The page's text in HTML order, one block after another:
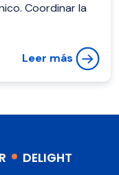
Coordinar la
Leer más
DELIGHT